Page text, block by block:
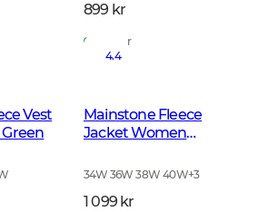
899 kr
På lager
Vest
4.4
Mainstone Fleece
Jacket Women
34W 36W 38W 40W+3
1 099 kr